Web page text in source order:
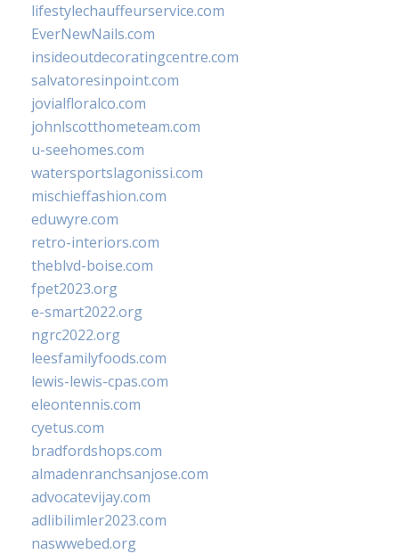
lifestylechauffeurservice.com
EverNewNails.com
insideoutdecoratingcentre.com
salvatoresinpoint.com
jovialfloralco.com
johnlscotthometeam.com
u-seehomes.com
watersportslagonissi.com
mischieffashion.com
eduwyre.com
retro-interiors.com
theblvd-boise.com
fpet2023.org
e-smart2022.org
ngrc2022.org
leesfamilyfoods.com
lewis-lewis-cpas.com
eleontennis.com
cyetus.com
bradfordshops.com
almadenranchsanjose.com
advocatevijay.com
adlibilimler2023.com
naswwebed.org